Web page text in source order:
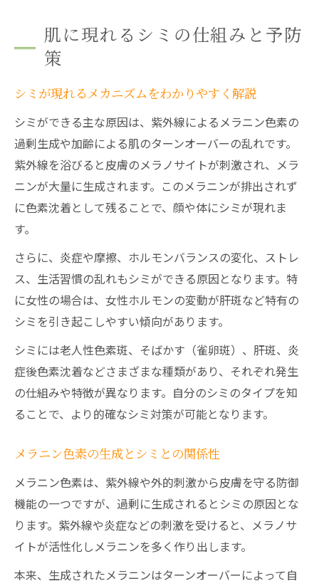
肌に現れるシミの仕組みと予防
策
シミが現れるメカニズムをわかりやすく解説
シミができる主な原因は、紫外線によるメラニン色素の
過剰生成や加齢による肌のターンオーバーの乱れです。
紫外線を浴びると皮膚のメラノサイトが刺激され、メラ
ニンが大量に生成されます。このメラニンが排出されず
に色素沈着として残ることで、顔や体にシミが現れま
す。
さらに、炎症や摩擦、ホルモンバランスの変化、ストレ
ス、生活習慣の乱れもシミができる原因となります。特
に女性の場合は、女性ホルモンの変動が肝斑など特有の
シミを引き起こしやすい傾向があります。
シミには老人性色素斑、そばかす（雀卵斑）、肝斑、炎
症後色素沈着などさまざまな種類があり、それぞれ発生
の仕組みや特徴が異なります。自分のシミのタイプを知
ることで、より的確なシミ対策が可能となります。
メラニン色素の生成とシミとの関係性
メラニン色素は、紫外線や外的刺激から皮膚を守る防御
機能の一つですが、過剰に生成されるとシミの原因とな
ります。紫外線や炎症などの刺激を受けると、メラノサ
イトが活性化しメラニンを多く作り出します。
本来、生成されたメラニンはターンオーバーによって自